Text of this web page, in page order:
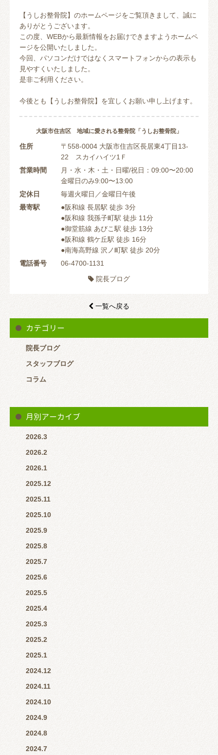
【うしお整骨院】のホームページをご覧頂きまして、誠に
ありがとうございます。
この度、WEBから最新情報をお届けできますようホームペ
ージを公開いたしました。
今回、パソコンだけではなくスマートフォンからの表示も
見やすくいたしました。
是非ご利用ください。
今後とも【うしお整骨院】を宜しくお願い申し上げます。
大阪市住吉区 地域に愛される整骨院「うしお整骨院」
住所
〒558-0004 大阪市住吉区長居東4丁目13-
22 スカイハイツ1Ｆ
営業時間
月・水・木・土・日曜/祝日：09:00〜20:00
金曜日のみ9:00〜13:00
定休日
毎週火曜日／金曜日午後
最寄駅
●阪和線 長居駅 徒歩 3分
●阪和線 我孫子町駅 徒歩 11分
●御堂筋線 あびこ駅 徒歩 13分
●阪和線 鶴ケ丘駅 徒歩 16分
●南海高野線 沢ノ町駅 徒歩 20分
電話番号
06-4700-1131
 院長ブログ
 一覧へ戻る
カテゴリー
院長ブログ
スタッフブログ
コラム
月別アーカイブ
2026.3
2026.2
2026.1
2025.12
2025.11
2025.10
2025.9
2025.8
2025.7
2025.6
2025.5
2025.4
2025.3
2025.2
2025.1
2024.12
2024.11
2024.10
2024.9
2024.8
2024.7